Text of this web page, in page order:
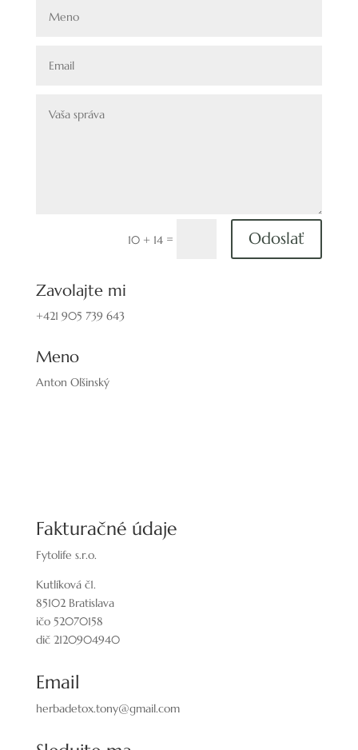
10 + 14 = Odoslať
Zavolajte mi
+421 905 739 643
Meno
Anton Olšinský
Fakturačné údaje
Fytolife s.r.o.
Kutlíková č1.
85102 Bratislava
ičo 52070158
dič 2120904940
Email
herbadetox.tony@gmail.com